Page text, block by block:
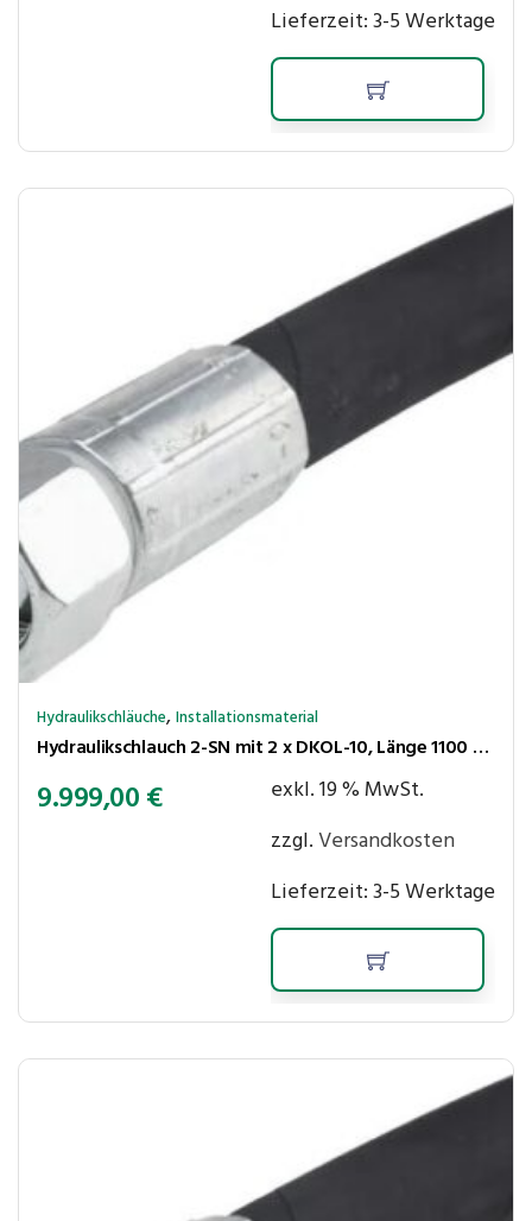
Lieferzeit:3-5 Werktage
Hydraulikschläuche,Installationsmaterial
Hydraulikschlauch 2-SN mit 2 x DKOL-10, Länge 1100 mm, Nennweite DN 8, Rohr ⌀10 mm, Gewinde M16x1,5, 350 bar
9.999,00€
exkl. 19 % MwSt.
zzgl.Versandkosten
Lieferzeit:3-5 Werktage